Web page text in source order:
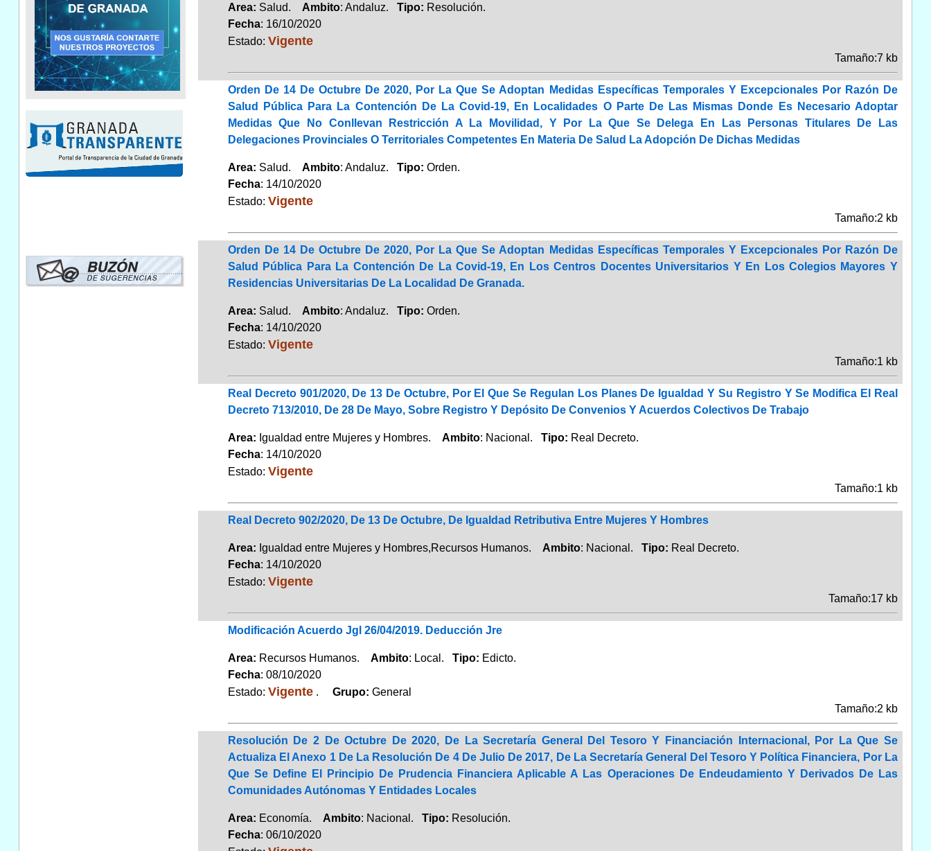
Area: Salud. Ambito: Andaluz. Tipo: Resolución.
Fecha: 16/10/2020
Estado: Vigente
Tamaño:7 kb
Orden De 14 De Octubre De 2020, Por La Que Se Adoptan Medidas Específicas Temporales Y Excepcionales Por Razón De
Salud Pública Para La Contención De La Covid-19, En Localidades O Parte De Las Mismas Donde Es Necesario Adoptar
Medidas Que No Conllevan Restricción A La Movilidad, Y Por La Que Se Delega En Las Personas Titulares De Las
Delegaciones Provinciales O Territoriales Competentes En Materia De Salud La Adopción De Dichas Medidas
Area: Salud. Ambito: Andaluz. Tipo: Orden.
Fecha: 14/10/2020
Estado: Vigente
Tamaño:2 kb
Orden De 14 De Octubre De 2020, Por La Que Se Adoptan Medidas Específicas Temporales Y Excepcionales Por Razón De
Salud Pública Para La Contención De La Covid-19, En Los Centros Docentes Universitarios Y En Los Colegios Mayores Y
Residencias Universitarias De La Localidad De Granada.
Area: Salud. Ambito: Andaluz. Tipo: Orden.
Fecha: 14/10/2020
Estado: Vigente
Tamaño:1 kb
Real Decreto 901/2020, De 13 De Octubre, Por El Que Se Regulan Los Planes De Igualdad Y Su Registro Y Se Modifica El Real
Decreto 713/2010, De 28 De Mayo, Sobre Registro Y Depósito De Convenios Y Acuerdos Colectivos De Trabajo
Area: Igualdad entre Mujeres y Hombres. Ambito: Nacional. Tipo: Real Decreto.
Fecha: 14/10/2020
Estado: Vigente
Tamaño:1 kb
Real Decreto 902/2020, De 13 De Octubre, De Igualdad Retributiva Entre Mujeres Y Hombres
Area: Igualdad entre Mujeres y Hombres,Recursos Humanos. Ambito: Nacional. Tipo: Real Decreto.
Fecha: 14/10/2020
Estado: Vigente
Tamaño:17 kb
Modificación Acuerdo Jgl 26/04/2019. Deducción Jre
Area: Recursos Humanos. Ambito: Local. Tipo: Edicto.
Fecha: 08/10/2020
Estado: Vigente. Grupo: General
Tamaño:2 kb
Resolución De 2 De Octubre De 2020, De La Secretaría General Del Tesoro Y Financiación Internacional, Por La Que Se
Actualiza El Anexo 1 De La Resolución De 4 De Julio De 2017, De La Secretaría General Del Tesoro Y Política Financiera, Por La
Que Se Define El Principio De Prudencia Financiera Aplicable A Las Operaciones De Endeudamiento Y Derivados De Las
Comunidades Autónomas Y Entidades Locales
Area: Economía. Ambito: Nacional. Tipo: Resolución.
Fecha: 06/10/2020